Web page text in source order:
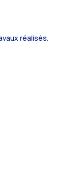
réalisés.